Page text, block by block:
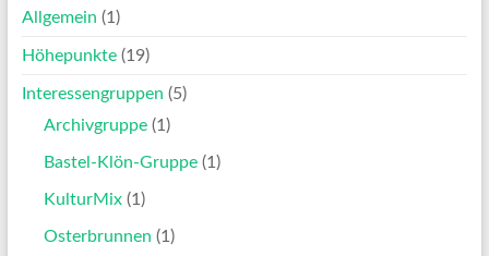
Allgemein (1)
Höhepunkte(19)
Interessengruppen (5)
Archivgruppe(1)
Bastel-Klön-Gruppe(1)
KulturMix(1)
Osterbrunnen (1)